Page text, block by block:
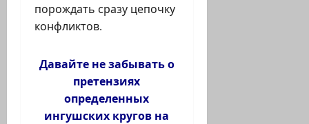
порождать сразу цепочку
конфликтов.
Давайте не забывать о
претензиях
определенных
ингушских кругов на